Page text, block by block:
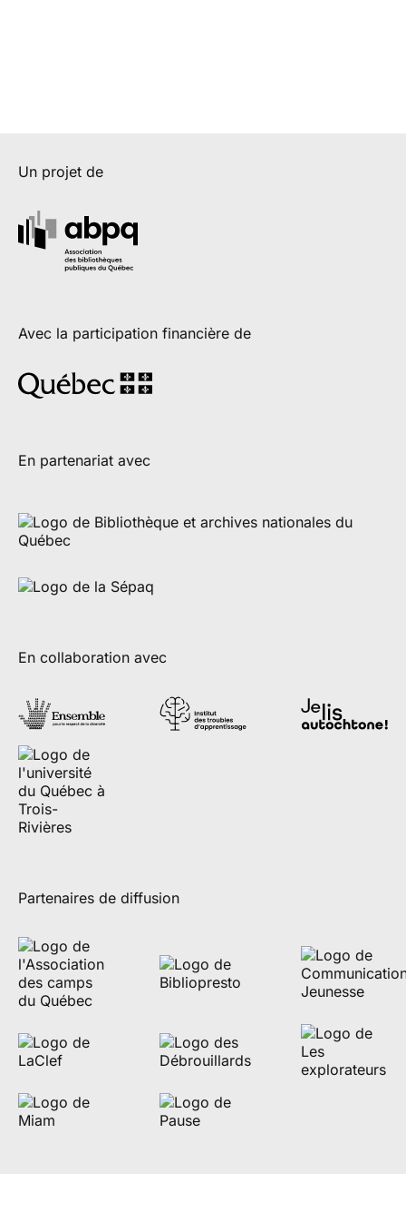
Un projet de
Avec la participation financière de
En partenariat avec
En collaboration avec
Partenaires de diffusion